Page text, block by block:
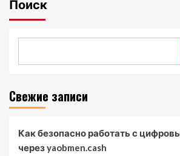
Поиск
Свежие записи
Как безопасно работать с
через yaobmen.cash